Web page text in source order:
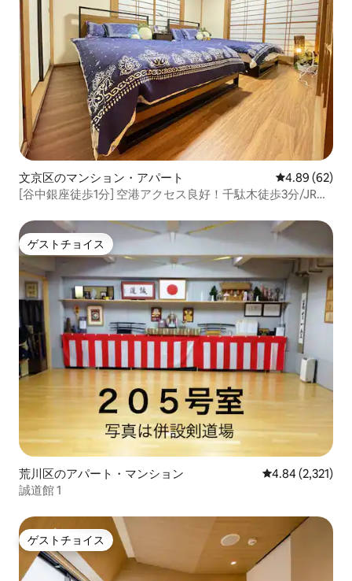
文京区のマンション・アパート レビュー62
4.89 (62)
[谷中銀座徒歩1分] 空港アクセス良好！千駄木徒歩3分/JR山
ゲストチョイス
ゲストチョイス
荒川区のアパート・マンション レビュー2,321
4.84 (2,321)
誠道館 1
ゲストチョイス
ゲストチョイス